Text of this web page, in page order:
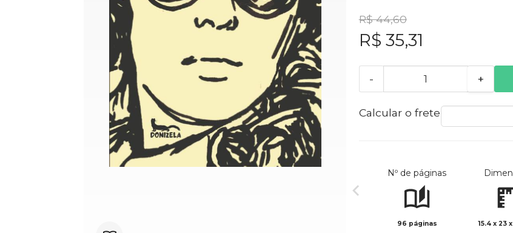
R$ 44,60
R$ 35,31
- +
Calcular o frete
Nº de páginas
96 páginas 15.4 x 23